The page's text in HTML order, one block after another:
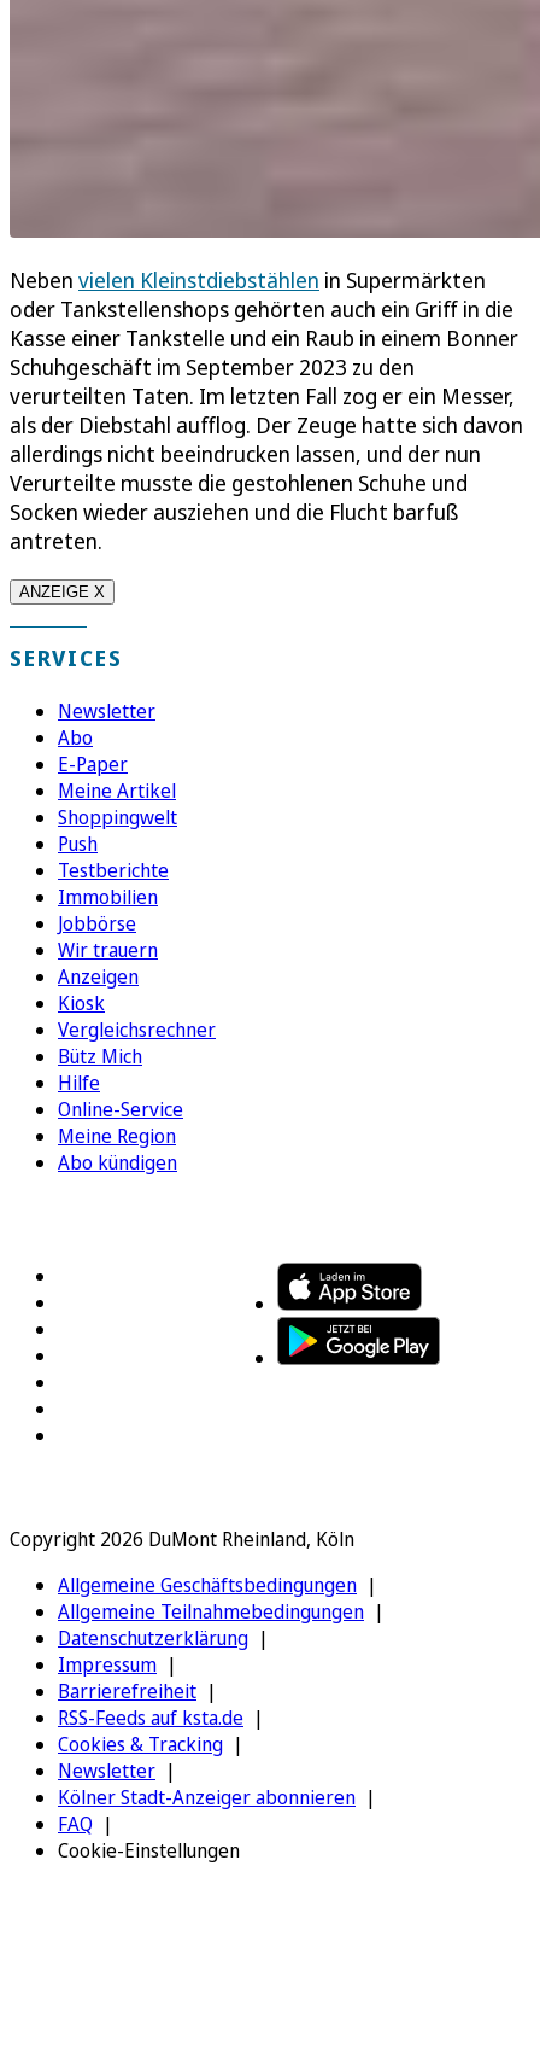
Neben vielen Kleinstdiebstählen in Supermärkten
oder Tankstellenshops gehörten auch ein Griff in die
Kasse einer Tankstelle und ein Raub in einem Bonner
Schuhgeschäft im September 2023 zu den
verurteilten Taten. Im letzten Fall zog er ein Messer,
als der Diebstahl aufflog. Der Zeuge hatte sich davon
allerdings nicht beeindrucken lassen, und der nun
Verurteilte musste die gestohlenen Schuhe und
Socken wieder ausziehen und die Flucht barfuß
antreten.
ANZEIGE X
SERVICES
Newsletter
Abo
E-Paper
Meine Artikel
Shoppingwelt
Push
Testberichte
Immobilien
Jobbörse
Wir trauern
Anzeigen
Kiosk
Vergleichsrechner
Bütz Mich
Hilfe
Online-Service
Meine Region
Abo kündigen
Copyright 2026 DuMont Rheinland, Köln
Allgemeine Geschäftsbedingungen
Allgemeine Teilnahmebedingungen
Datenschutzerklärung
Impressum
Barrierefreiheit
RSS-Feeds auf ksta.de
Cookies & Tracking
Newsletter
Kölner Stadt-Anzeiger abonnieren
FAQ
Cookie-Einstellungen